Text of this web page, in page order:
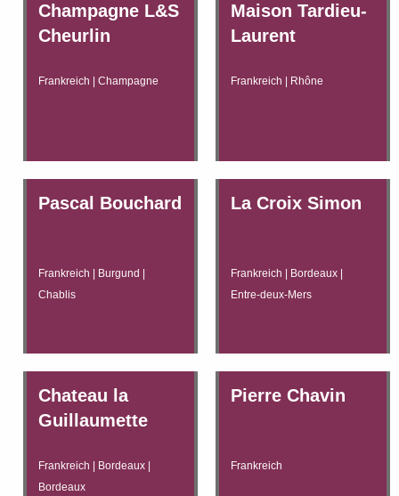
Champagne L&S
Cheurlin
Frankreich | Champagne
Maison Tardieu-
Laurent
Frankreich | Rhône
Pascal Bouchard
Frankreich | Burgund |
Chablis
La Croix Simon
Frankreich | Bordeaux |
Entre-deux-Mers
Chateau la
Guillaumette
Frankreich | Bordeaux |
Bordeaux
Pierre Chavin
Frankreich